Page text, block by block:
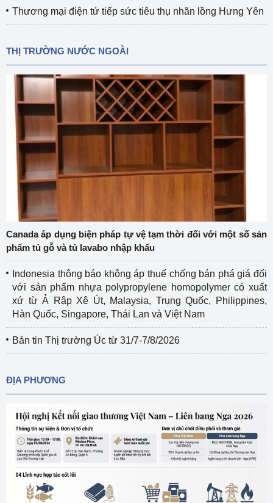
Thương mại điện tử tiếp sức tiêu thụ nhãn lồng Hưng Yên
THỊ TRƯỜNG NƯỚC NGOÀI
Canada áp dụng biện pháp tự vệ tạm thời đối với một số sản
phẩm tủ gỗ và tủ lavabo nhập khẩu
Indonesia thông báo không áp thuế chống bán phá giá đối
với sản phẩm nhựa polypropylene homopolymer có xuất
xứ từ Ả Rập Xê Út, Malaysia, Trung Quốc, Philippines,
Hàn Quốc, Singapore, Thái Lan và Việt Nam
Bản tin Thị trường Úc từ 31/7-7/8/2026
ĐỊA PHƯƠNG